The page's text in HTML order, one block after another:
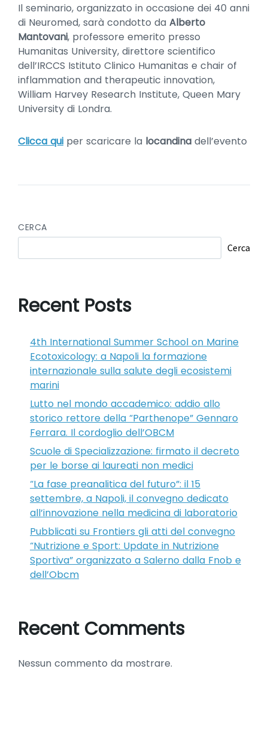
Il seminario, organizzato in occasione dei 40 anni
di Neuromed, sarà condotto da Alberto
Mantovani, professore emerito presso
Humanitas University, direttore scientifico
dell’IRCCS Istituto Clinico Humanitas e chair of
inflammation and therapeutic innovation,
William Harvey Research Institute, Queen Mary
University di Londra.
Clicca qui per scaricare la locandina dell’evento
CERCA
Cerca
Recent Posts
4th International Summer School on Marine
Ecotoxicology: a Napoli la formazione
internazionale sulla salute degli ecosistemi
marini
Lutto nel mondo accademico: addio allo
storico rettore della “Parthenope” Gennaro
Ferrara. Il cordoglio dell’OBCM
Scuole di Specializzazione: firmato il decreto
per le borse ai laureati non medici
“La fase preanalitica del futuro”: il 15
settembre, a Napoli, il convegno dedicato
all’innovazione nella medicina di laboratorio
Pubblicati su Frontiers gli atti del convegno
“Nutrizione e Sport: Update in Nutrizione
Sportiva” organizzato a Salerno dalla Fnob e
dell’Obcm
Recent Comments
Nessun commento da mostrare.